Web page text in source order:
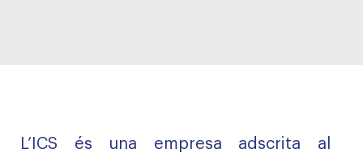
L’ICS és una empresa adscrita al